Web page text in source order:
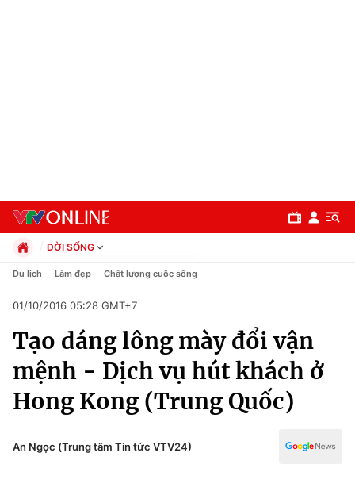
Chuyên mục
Chính trị
Xã hội
Pháp luật
ĐỜI SỐNG
Chính trị
Pháp luật
Kinh tế
Thể thao
Truyền hình
Văn hóa - Giải trí
Y tế
Công nghệ
Du lịch Làm đẹp Chất lượng cuộc sống
01/10/2016 05:28 GMT+7
Tạo dáng lông mày đổi vận
mệnh - Dịch vụ hút khách ở
Hong Kong (Trung Quốc)
An Ngọc (Trung tâm Tin tức VTV24)